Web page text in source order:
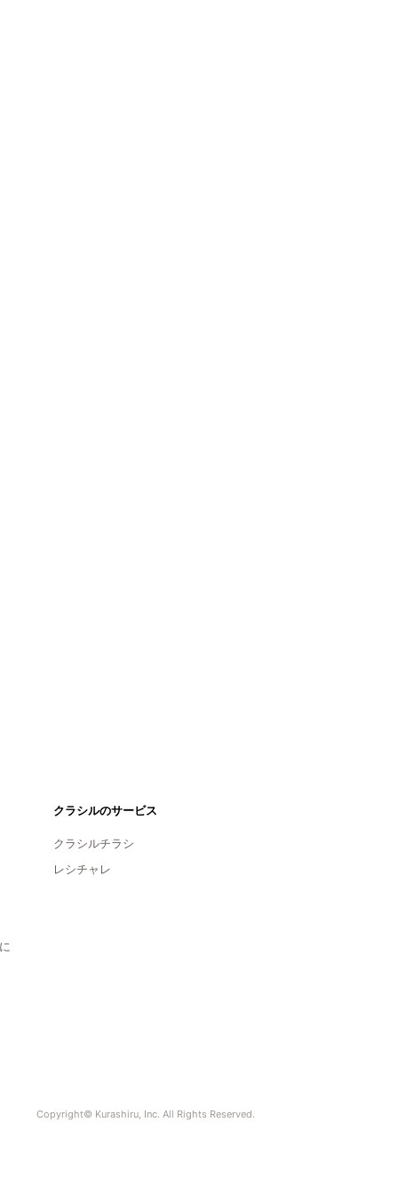
クラシルのサービス
クラシルチラシ
レシチャレ
Copyright© Kurashiru, Inc. All Rights Reserved.